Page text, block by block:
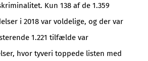
Kun 138 af de 1.359
i 2018 var voldelige, og der var
1.221 tilfælde var
hvor tyveri toppede listen med